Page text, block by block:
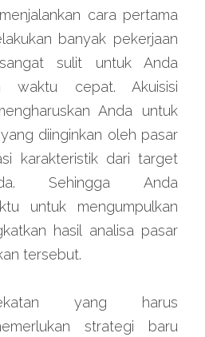
cara pertama
banyak pekerjaan
sulit untuk Anda
waktu cepat. Akuisisi
Anda untuk
diinginkan oleh pasar
karakteristik dari target
Sehingga Anda
untuk mengumpulkan
hasil analisa pasar
tersebut.
yang harus
strategi baru